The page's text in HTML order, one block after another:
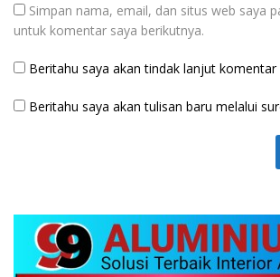
Simpan nama, email, dan situs web saya
untuk komentar saya berikutnya.
Beritahu saya akan tindak lanjut komentar
Beritahu saya akan tulisan baru melalui